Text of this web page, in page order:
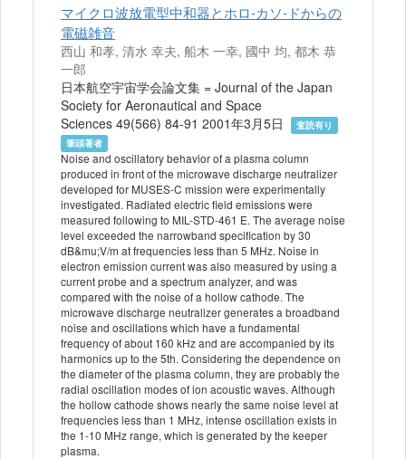
マイクロ波放電型中和器とホロ-カソ-ドからの
電磁雑音
西山 和孝, 清水 幸夫, 船木 一幸, 國中 均, 都木 恭
一郎
日本航空宇宙学会論文集 = Journal of the Japan
Society for Aeronautical and Space
Sciences 49(566) 84-91 2001年3月5日
査読有り
筆頭著者
Noise and oscillatory behavior of a plasma column
produced in front of the microwave discharge neutralizer
developed for MUSES-C mission were experimentally
investigated. Radiated electric field emissions were
measured following to MIL-STD-461 E. The average noise
level exceeded the narrowband specification by 30
dB&mu;V/m at frequencies less than 5 MHz. Noise in
electron emission current was also measured by using a
current probe and a spectrum analyzer, and was
compared with the noise of a hollow cathode. The
microwave discharge neutralizer generates a broadband
noise and oscillations which have a fundamental
frequency of about 160 kHz and are accompanied by its
harmonics up to the 5th. Considering the dependence on
the diameter of the plasma column, they are probably the
radial oscillation modes of ion acoustic waves. Although
the hollow cathode shows nearly the same noise level at
frequencies less than 1 MHz, intense oscillation exists in
the 1-10 MHz range, which is generated by the keeper
plasma.